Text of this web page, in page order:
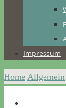
Impressum
Home Allgemein